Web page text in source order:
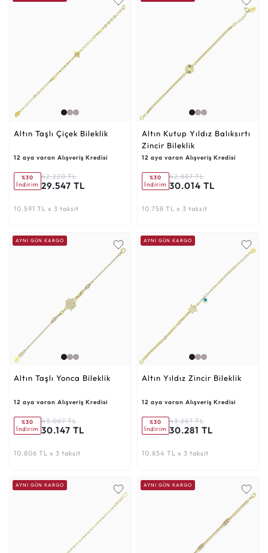
Altın Taşlı Çiçek Bileklik
12 aya varan Alışveriş Kredisi
%30
İndirim
42.220 TL
29.547 TL
10.591 TL x 3 taksit
Altın Kutup Yıldız Balıksırtı
Zincir Bileklik
12 aya varan Alışveriş Kredisi
%30
İndirim
42.887 TL
30.014 TL
10.758 TL x 3 taksit
AYNI GÜN KARGO
Altın Taşlı Yonca Bileklik
12 aya varan Alışveriş Kredisi
%30
İndirim
43.087 TL
30.147 TL
10.806 TL x 3 taksit
AYNI GÜN KARGO
Altın Yıldız Zincir Bileklik
12 aya varan Alışveriş Kredisi
%30
İndirim
43.287 TL
30.281 TL
10.854 TL x 3 taksit
AYNI GÜN KARGO AYNI GÜN KARGO